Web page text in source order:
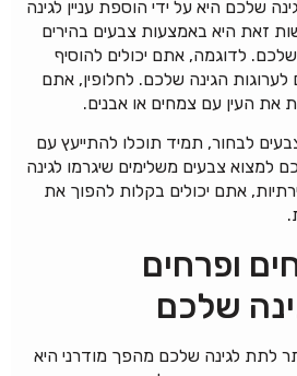
שלכם היא על ידי הוספת עניין לגינה
זאת היא באמצעות צבעים בהירים
שלכם. לדוגמה, אתם יכולים להוסיף
הגינה שלכם. לחלופין, אתם
את העין עם צמחים או אבנים.
לבחור, תמיד תוכלו להתייעץ עם
למצוא צבעים משלימים שיגרמו לגינה
אתם יכולים בקלות להפוך את
ופרחים
שלכם
לתת לגינה שלכם מהפך מודרני היא